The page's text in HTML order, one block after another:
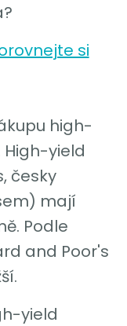
si
high-
yield
česky
mají
Podle
and Poor's
yield